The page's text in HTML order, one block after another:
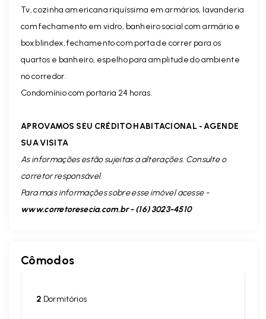
Tv, cozinha americana riquíssima em armários, lavanderia
com fechamento em vidro, banheiro social com armário e
box blindex, fechamento com porta de correr para os
quartos e banheiro, espelho para amplitude do ambiente
no corredor.
Condomínio com portaria 24 horas.
APROVAMOS SEU CRÉDITO HABITACIONAL - AGENDE
SUA VISITA
As informações estão sujeitas a alterações. Consulte o
corretor responsável.
Para mais informações sobre esse imóvel acesse -
www.corretoresecia.com.br - (16) 3023-4510
Cômodos
2 Dormitórios